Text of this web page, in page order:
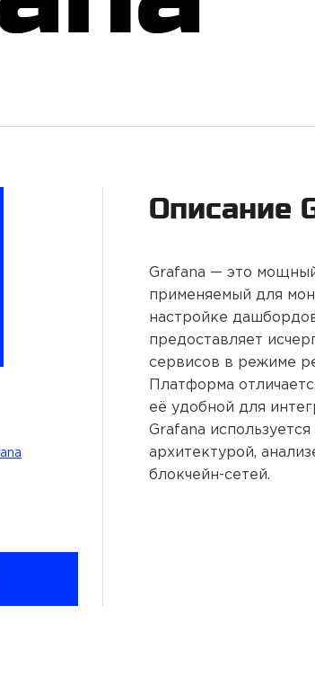
Описание
Grafana — это
применяемый для
настройке
предоставляет
сервисов в режиме
Платформа
её удобной для
Grafana
архитектурой,
блокчейн-сетей.